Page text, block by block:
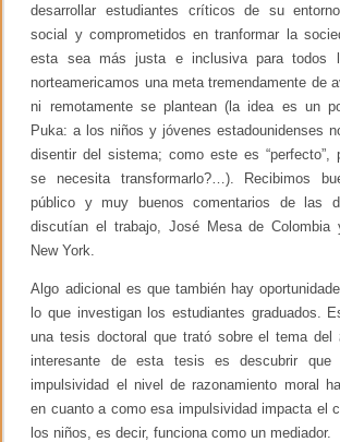
desarrollar estudiantes críticos de su
social y comprometidos en tranformar la
esta sea más justa e inclusiva para todos
norteamericamos una meta tremendamente de
ni remotamente se plantean (la idea es un
Puka: a los niños y jóvenes estadounidenses
disentir del sistema; como este es
se necesita transformarlo?…). Recibimos
público y muy buenos comentarios de las
discutían el trabajo, José Mesa de Colombia
New York.
Algo adicional es que también hay
lo que investigan los estudiantes graduados.
una tesis doctoral que trató sobre el tema del
interesante de esta tesis es descubrir
impulsividad el nivel de razonamiento moral
en cuanto a como esa impulsividad impacta el
los niños, es decir, funciona como un mediador.